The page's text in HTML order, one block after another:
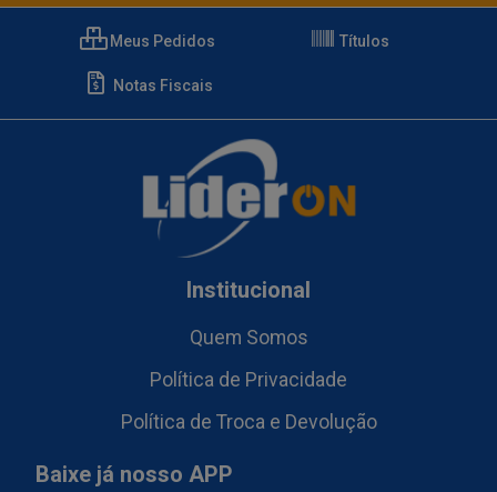
Meus Pedidos Títulos
Notas Fiscais
Institucional
Quem Somos
Política de Privacidade
Política de Troca e Devolução
Baixe já nosso APP